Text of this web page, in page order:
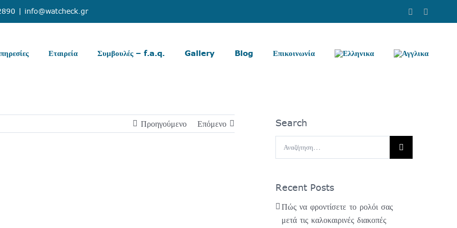
| info@watcheck.gr Facebook
Εταιρεία Συμβουλές – f.a.q. Gallery Blog Επικοινωνία
Προηγούμενο Επόμενο Search
Recent Posts
Πώς να φροντίσετε το ρολόι σας
μετά τις καλοκαιρινές διακοπές